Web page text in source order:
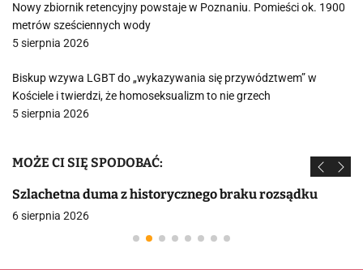
Nowy zbiornik retencyjny powstaje w Poznaniu. Pomieści ok. 1900
metrów sześciennych wody
5 sierpnia 2026
Biskup wzywa LGBT do „wykazywania się przywództwem” w
Kościele i twierdzi, że homoseksualizm to nie grzech
5 sierpnia 2026
MOŻE CI SIĘ SPODOBAĆ:
Szlachetna duma z historycznego braku rozsądku
6 sierpnia 2026